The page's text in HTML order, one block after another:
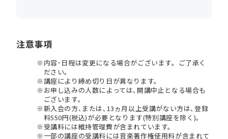
注意事項
内容･日程は変更になる場合がございます。ご了承く
ださい。
講座により締め切り日が異なります。
お申し込みの人数によっては､開講中止となる場合も
ございます。
新入会の方､または､13ヵ月以上受講がない方は､登録
料550円(税込)が必要となります(特別講座を除く)。
受講料には維持管理費が含まれています。
一部の講座の受講料には音楽著作権使用料が含まれて